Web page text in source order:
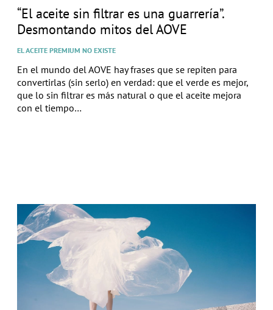
“El aceite sin filtrar es una guarrería”.
Desmontando mitos del AOVE
EL ACEITE PREMIUM NO EXISTE
En el mundo del AOVE hay frases que se repiten para
convertirlas (sin serlo) en verdad: que el verde es mejor,
que lo sin filtrar es más natural o que el aceite mejora
con el tiempo…